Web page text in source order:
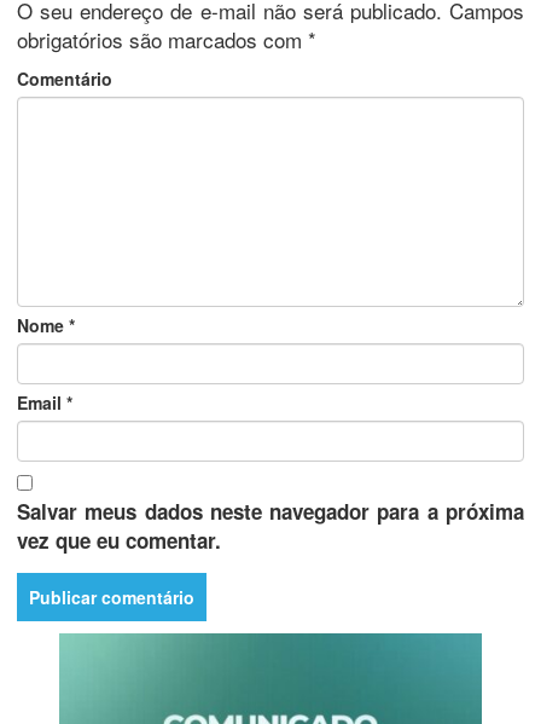
O seu endereço de e-mail não será publicado. Campos
obrigatórios são marcados com *
Comentário
Nome *
Email *
Salvar meus dados neste navegador para a próxima
vez que eu comentar.